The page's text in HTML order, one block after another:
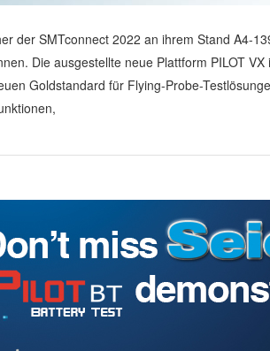
der SMTconnect 2022 an ihrem Stand A4-
Die ausgestellte neue Plattform PILOT
Goldstandard für Flying-Probe-